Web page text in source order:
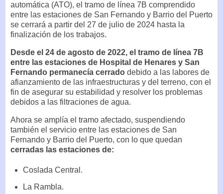
automática (ATO), el tramo de línea 7B comprendido
entre las estaciones de San Fernando y Barrio del Puerto
se cerrará a partir del 27 de julio de 2024 hasta la
finalización de los trabajos.
Desde el 24 de agosto de 2022, el tramo de línea 7B
entre las estaciones de Hospital de Henares y San
Fernando permanecía cerrado debido a las labores de
afianzamiento de las infraestructuras y del terreno, con el
fin de asegurar su estabilidad y resolver los problemas
debidos a las filtraciones de agua.
Ahora se amplía el tramo afectado, suspendiendo
también el servicio entre las estaciones de San
Fernando y Barrio del Puerto, con lo que quedan
cerradas las estaciones de:
Coslada Central.
La Rambla.